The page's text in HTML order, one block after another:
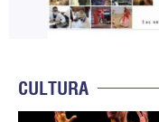
CULTURA